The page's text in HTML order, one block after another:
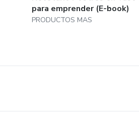
para emprender (E-book)
PRODUCTOS MAS